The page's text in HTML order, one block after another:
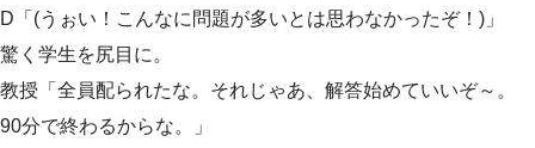
D「(うぉい！こんなに問題が多いとは思わなかったぞ！)」
驚く学生を尻目に。
教授「全員配られたな。それじゃあ、解答始めていいぞ～。
90分で終わるからな。」